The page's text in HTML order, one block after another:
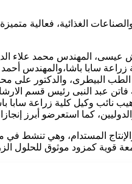
الغذائية، فعالية
المهندس محمد علاء
زراعة سابا باشا،والمهندس
البيطرى، والدكتور على
فاتن عبد النبى رئيس قسم
نائب وكيل كلية زراعة
الشركة وانتشارها في أكثر من 30 دولة
المستدام، وهي تنشط في
كمزود موثوق للحلول